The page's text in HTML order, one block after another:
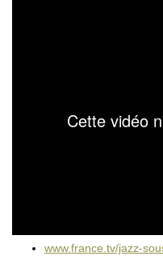
www.france.tv/jazz-